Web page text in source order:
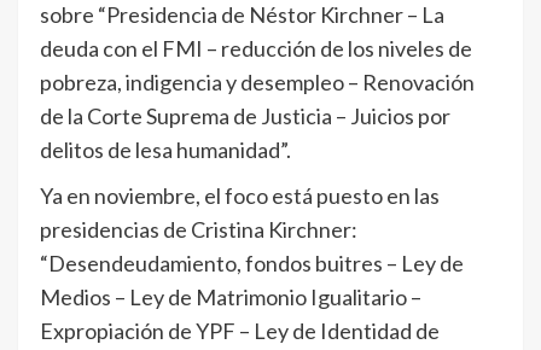
sobre “Presidencia de Néstor Kirchner – La
deuda con el FMI – reducción de los niveles de
pobreza, indigencia y desempleo – Renovación
de la Corte Suprema de Justicia – Juicios por
delitos de lesa humanidad”.
Ya en noviembre, el foco está puesto en las
presidencias de Cristina Kirchner:
“Desendeudamiento, fondos buitres – Ley de
Medios – Ley de Matrimonio Igualitario –
Expropiación de YPF – Ley de Identidad de